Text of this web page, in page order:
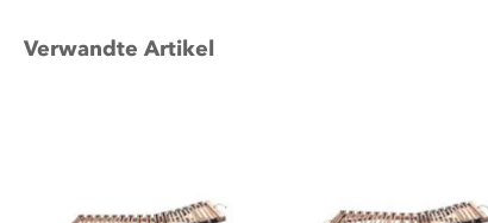
Verwandte Artikel